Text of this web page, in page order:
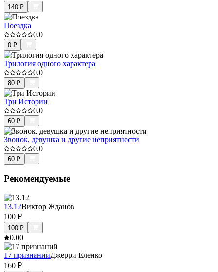
140 ₽
Поездка
0.0
0 ₽
Трилогия одного характера
0.0
80 ₽
Три Истории
0.0
60 ₽
Звонок, девушка и другие неприятности
0.0
60 ₽
Рекомендуемые
13.12Виктор Жданов
100 ₽
100 ₽
0.00
17 признанийДжерри Еленко
160 ₽